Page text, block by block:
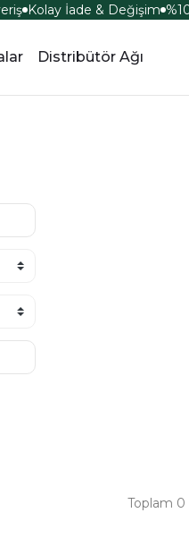
Kolay İade & Değişim
Distribütör Ağı
Toplam 0